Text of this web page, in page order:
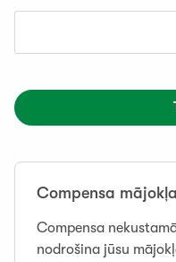
Compensa
Compensa
nodrošina jūsu